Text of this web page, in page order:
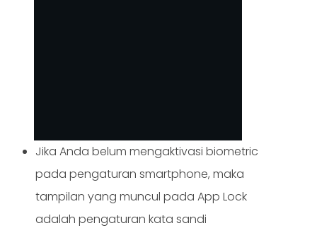
Jika Anda belum mengaktivasi biometric
pada pengaturan smartphone, maka
tampilan yang muncul pada App Lock
adalah pengaturan kata sandi